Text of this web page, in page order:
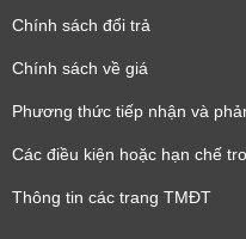
Chính sách đổi trả
Chính sách về giá
Phương thức tiếp nhận và
Các điều kiện hoặc hạn chế
Thông tin các trang TMĐT